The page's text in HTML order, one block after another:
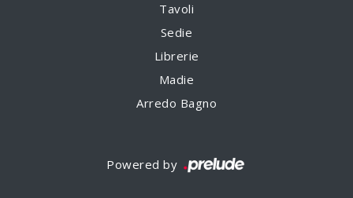
Tavoli
Sedie
Librerie
Madie
Arredo Bagno
Powered by